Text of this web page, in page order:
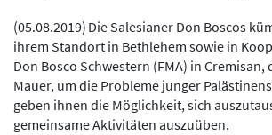
(05.08.2019) Die Salesianer Don Boscos
ihrem Standort in Bethlehem sowie in
Don Bosco Schwestern (FMA) in
Mauer, um die Probleme junger
geben ihnen die Möglichkeit, sich
gemeinsame Aktivitäten auszuüben.